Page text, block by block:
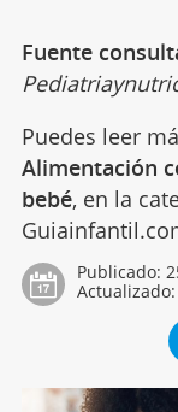
Fuente
Puedes leer
Alimentación
bebé, en la
Publicado:
Actualizado: